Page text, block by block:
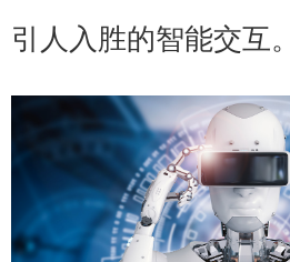
引人入胜的智能交互。